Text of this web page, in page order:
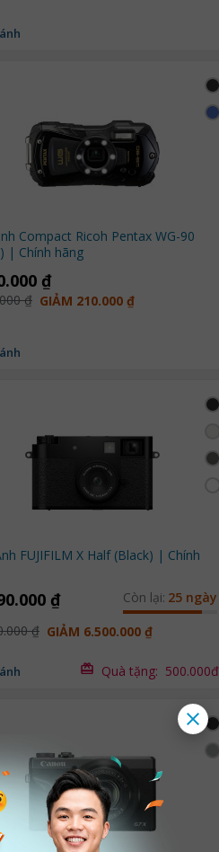
Compact Ricoh Pentax WG-90
| Chính hãng
₫
₫ GIẢM 210.000 ₫
FUJIFILM X Half (Black) | Chính
₫ Còn lại: 25 ngày
₫ GIẢM 6.500.000 ₫
Quà tặng: 500.000đ